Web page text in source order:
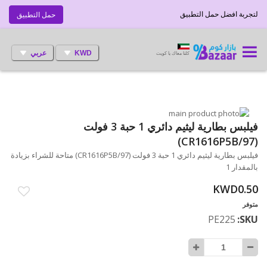
حمل التطبيق لتجربة افضل حمل التطبيق
KWD عربي كلنا معاك يا كويت
انتقل
إلى
النهاية
معرض
الصور
تخطي
إلى
بداية
معرض
الصور
فيلبس بطارية ليثيم دائري 1 حبة 3 فولت
(CR1616P5B/97)
فيلبس بطارية ليثيم دائري 1 حبة 3 فولت (CR1616P5B/97) متاحة للشراء بزيادة
بالمقدار 1
KWD0.50
متوفر
SKU
PE225